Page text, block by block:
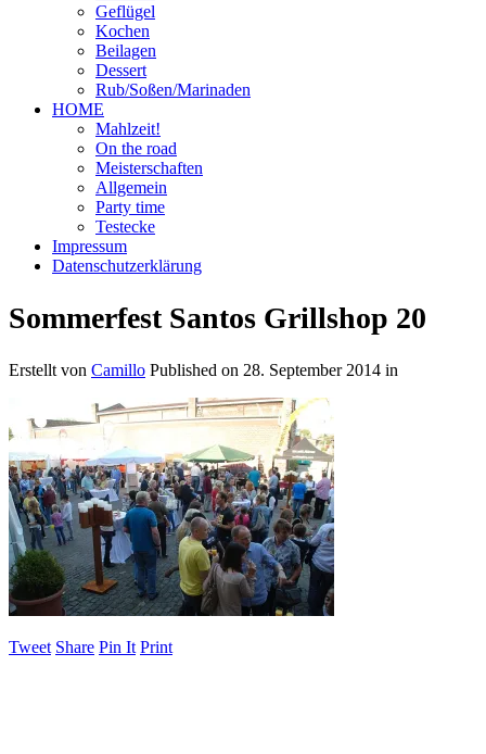
Geflügel
Kochen
Beilagen
Dessert
Rub/Soßen/Marinaden
HOME
Mahlzeit!
On the road
Meisterschaften
Allgemein
Party time
Testecke
Impressum
Datenschutzerklärung
Sommerfest Santos Grillshop 20
Erstellt von Camillo Published on 28. September 2014 in
Tweet Share Pin It Print